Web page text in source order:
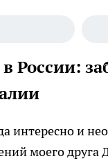
России:
интересно и
моего